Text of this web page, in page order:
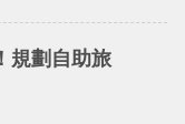
中使用了 Slack
規劃自助旅